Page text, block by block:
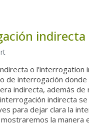
indirecta
o l’interrogation
de interrogación
indirecta, además de
indirecta
para dejar clara la
la manera